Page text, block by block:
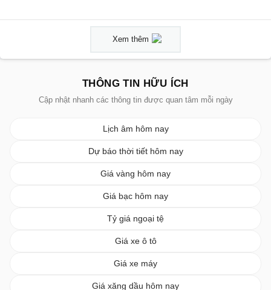
Xem thêm
THÔNG TIN HỮU ÍCH
Cập nhật nhanh các thông tin được quan tâm mỗi ngày
Lịch âm hôm nay
Dự báo thời tiết hôm nay
Giá vàng hôm nay
Giá bạc hôm nay
Tỷ giá ngoại tệ
Giá xe ô tô
Giá xe máy
Giá xăng dầu hôm nay